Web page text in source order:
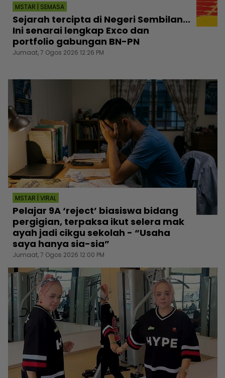
MSTAR | SEMASA
Sejarah tercipta di Negeri Sembilan...
Ini senarai lengkap Exco dan
portfolio gabungan BN-PN
Jumaat, 7 Ogos 2026 12:26 PM
MSTAR | VIRAL
Pelajar 9A ‘reject’ biasiswa bidang
pergigian, terpaksa ikut selera mak
ayah jadi cikgu sekolah - “Usaha
saya hanya sia-sia”
Jumaat, 7 Ogos 2026 12:00 PM